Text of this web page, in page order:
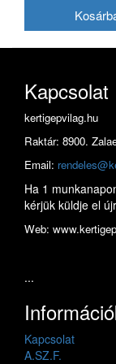
Kapcsolat
kertigepvilag.hu
Raktár: 8900.
Email:
Ha 1
kérjük küldje el
Web:
...
Kapcsolat
A.SZ.F.